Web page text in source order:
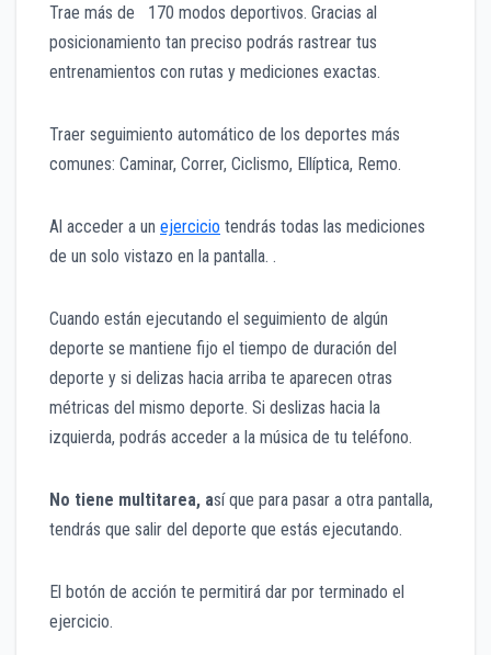
Trae más de 170 modos deportivos. Gracias al
posicionamiento tan preciso podrás rastrear tus
entrenamientos con rutas y mediciones exactas.
Traer seguimiento automático de los deportes más
comunes: Caminar, Correr, Ciclismo, Ellíptica, Remo.
Al acceder a un ejercicio tendrás todas las mediciones
de un solo vistazo en la pantalla. .
Cuando están ejecutando el seguimiento de algún
deporte se mantiene fijo el tiempo de duración del
deporte y si delizas hacia arriba te aparecen otras
métricas del mismo deporte. Si deslizas hacia la
izquierda, podrás acceder a la música de tu teléfono.
No tiene multitarea, así que para pasar a otra pantalla,
tendrás que salir del deporte que estás ejecutando.
El botón de acción te permitirá dar por terminado el
ejercicio.